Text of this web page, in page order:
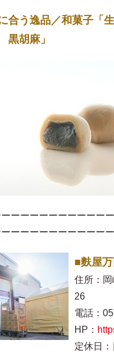
合う逸品／和菓子「
胡麻」
ーーーーーーーーーー
ーーーーーーーーーーー
■麩屋
住所：
26
電話：
HP：
定休日：